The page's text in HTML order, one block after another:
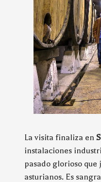
La visita finaliza en
instalaciones
pasado glorioso que
asturianos. Es